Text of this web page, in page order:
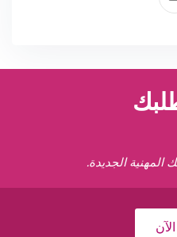
المهنية الجديدة.